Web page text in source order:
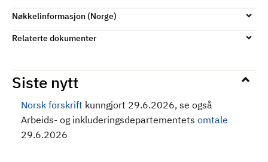
Nøkkelinformasjon (Norge)
Relaterte dokumenter
Siste nytt
Norsk forskrift kunngjort 29.6.2026, se også
Arbeids- og inkluderingsdepartementets omtale
29.6.2026